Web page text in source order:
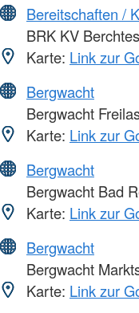
Bereitschaften /
BRK KV
Karte: Link zur
Bergwacht
Bergwacht
Karte: Link zur
Bergwacht
Bergwacht Bad
Karte: Link zur
Bergwacht
Bergwacht
Karte: Link zur